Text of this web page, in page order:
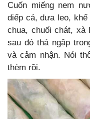
Cuốn miếng nem
diếp cá, dưa leo,
chua, chuối chát,
sau đó thả ngập
và cảm nhận. Nói
thèm rồi.